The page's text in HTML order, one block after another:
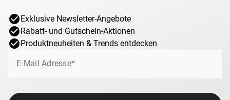
Exklusive Newsletter-Angebote
Rabatt- und Gutschein-Aktionen
Produktneuheiten & Trends entdecken
E-Mail Adresse*